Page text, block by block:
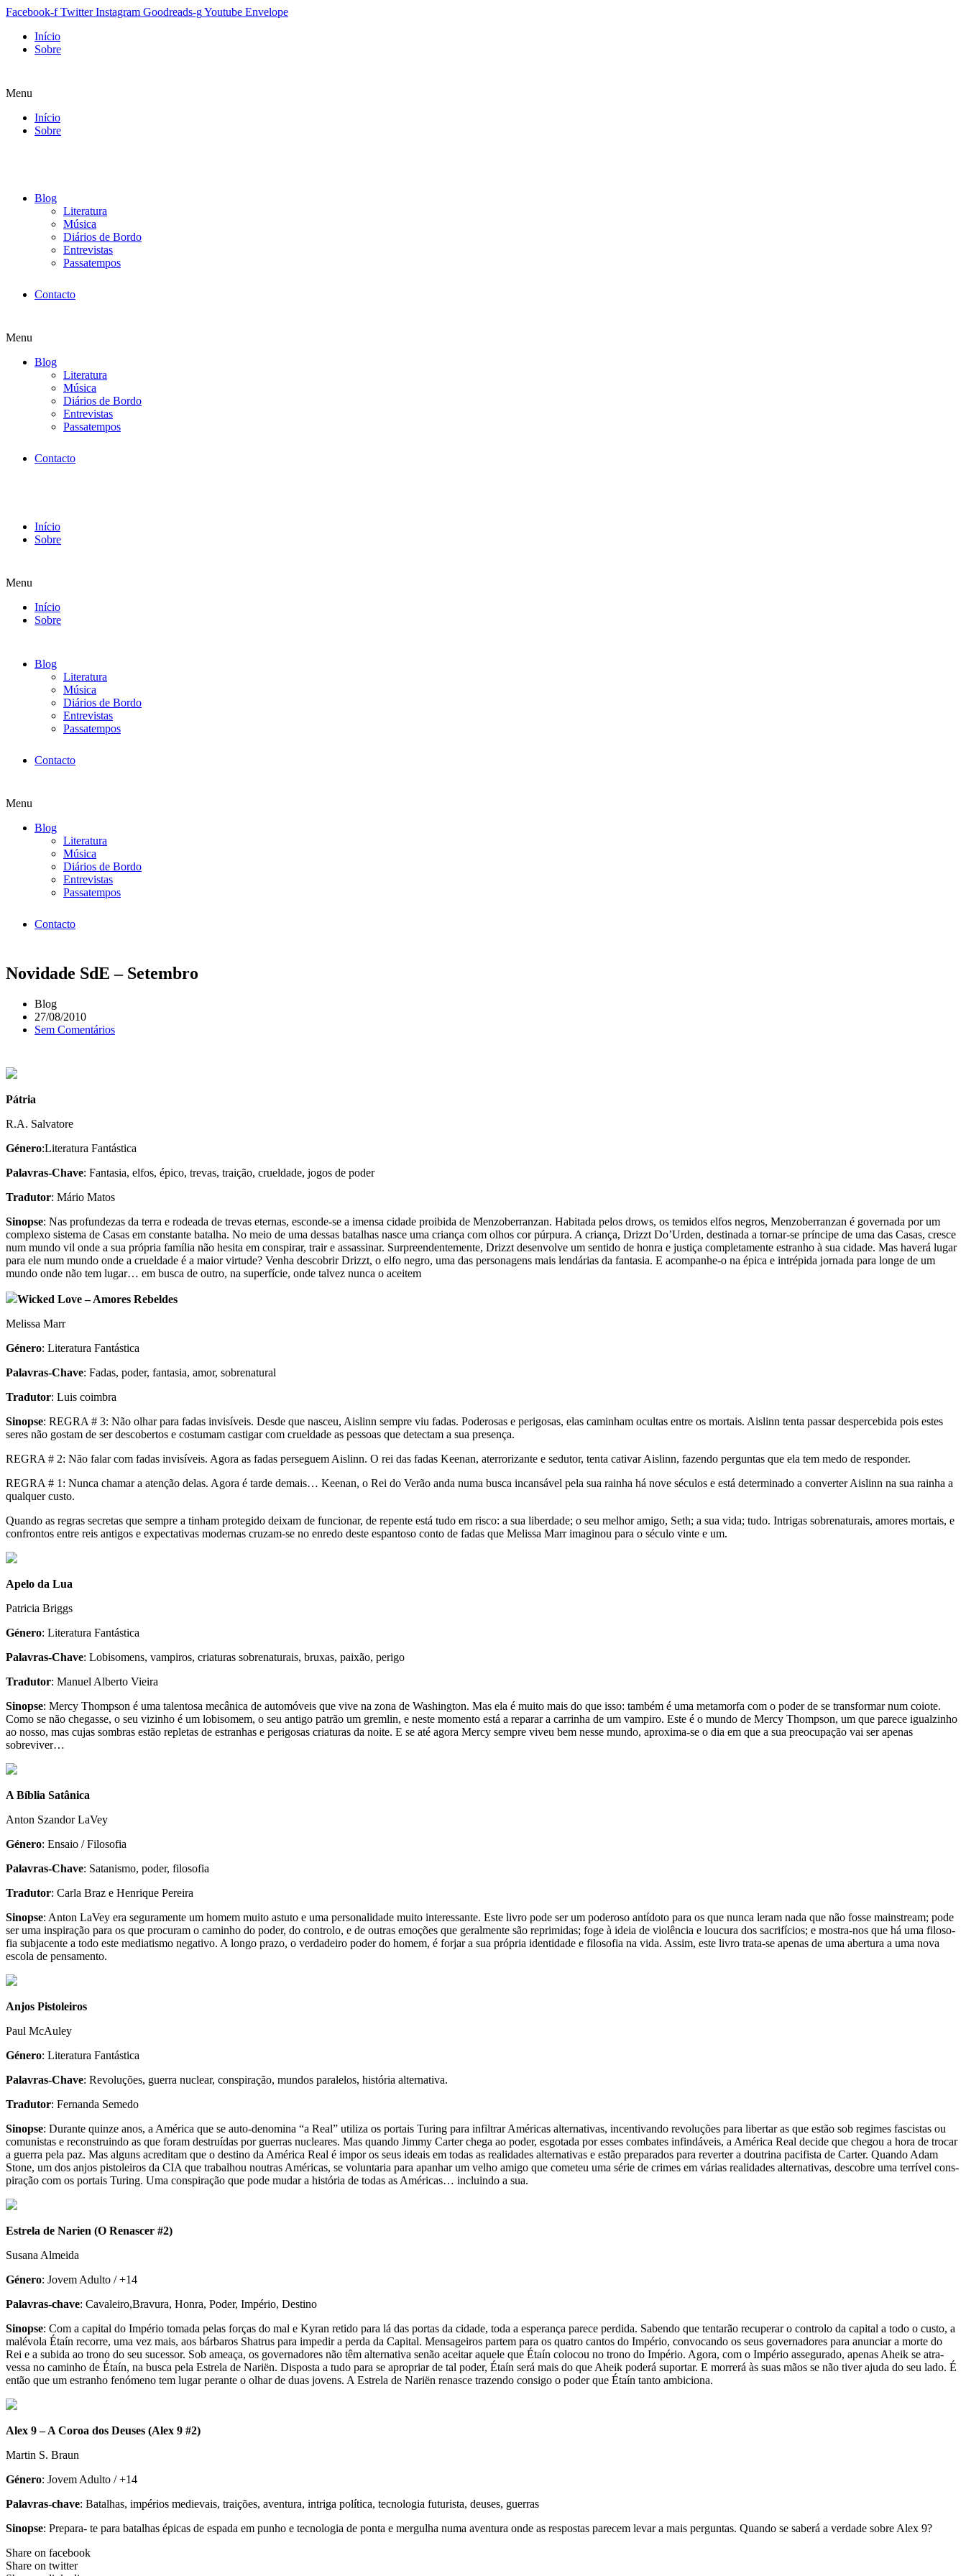
Facebook-f Twitter Instagram Goodreads-gYoutube Envelope
Início
Sobre
Menu
Início
Sobre
Blog
Literatura
Música
Diários de Bordo
Entrevistas
Passatempos
Contacto
Menu
Blog
Literatura
Música
Diários de Bordo
Entrevistas
Passatempos
Contacto
Início
Sobre
Menu
Início
Sobre
Blog
Literatura
Música
Diários de Bordo
Entrevistas
Passatempos
Contacto
Menu
Blog
Literatura
Música
Diários de Bordo
Entrevistas
Passatempos
Contacto
Novidade SdE – Setembro
Blog
27/08/2010
Sem Comentários
Pátria
R.A. Sal­va­tore
Género:Literatura Fantástica
Palavras-Chave: Fantasia, elfos, épico, trevas, traição, crueldade, jogos de poder
Tradutor: Mário Matos
Sinopse: Nas pro­fun­de­zas da terra e rode­ada de tre­vas eter­nas, esconde-​se a imensa cidade proi­bida de Men­zo­ber­ran­zan. Habi­tada pelos drows, os temi­dos elfos negros, Men­zo­ber­ran­zan é gover­nada por um
com­plexo sis­tema de Casas em cons­tante bata­lha. No meio de uma des­sas bata­lhas nasce uma cri­ança com olhos cor púr­pura. A cri­ança, Drizzt Do’Urden, des­ti­nada a tornar-​se prín­cipe de uma das Casas, cresce
num mundo vil onde a sua pró­pria famí­lia não hesita em cons­pi­rar, trair e assas­si­nar. Sur­pre­en­den­te­mente, Drizzt desen­volve um sen­tido de honra e jus­tiça com­ple­ta­mente estra­nho à sua cidade. Mas haverá lugar
para ele num mundo onde a cru­el­dade é a maior vir­tude? Venha des­co­brir Drizzt, o elfo negro, uma das per­so­na­gens mais len­dá­rias da fan­ta­sia. E acompanhe-​o na épica e intré­pida jor­nada para longe de um
mundo onde não tem lugar… em busca de outro, na super­fí­cie, onde tal­vez nunca o aceitem
Wicked Love – Amores Rebeldes
Melissa Marr
Género: Literatura Fantástica
Palavras-Chave: Fadas, poder, fantasia, amor, sobrenatural
Tradutor: Luis coimbra
Sinopse: REGRA # 3: Não olhar para fadas invi­sí­veis. Desde que nas­ceu, Ais­linn sem­pre viu fadas. Pode­ro­sas e peri­go­sas, elas cami­nham ocul­tas entre os mor­tais. Ais­linn tenta pas­sar des­per­ce­bida pois estes
seres não gos­tam de ser des­co­ber­tos e cos­tu­mam cas­ti­gar com cru­el­dade as pes­soas que detec­tam a sua pre­sença.
REGRA # 2: Não falar com fadas invi­sí­veis. Agora as fadas per­se­guem Ais­linn. O rei das fadas Kee­nan, ater­ro­ri­zante e sedu­tor, tenta cati­var Ais­linn, fazendo per­gun­tas que ela tem medo de res­pon­der.
REGRA # 1: Nunca cha­mar a aten­ção delas. Agora é tarde demais… Kee­nan, o Rei do Verão anda numa busca incan­sá­vel pela sua rai­nha há nove sécu­los e está deter­mi­nado a con­ver­ter Ais­linn na sua rai­nha a
qual­quer custo.
Quando as regras secre­tas que sem­pre a tinham pro­te­gido dei­xam de fun­ci­o­nar, de repente está tudo em risco: a sua liber­dade; o seu melhor amigo, Seth; a sua vida; tudo. Intri­gas sobre­na­tu­rais, amo­res mor­tais, e
con­fron­tos entre reis anti­gos e expec­ta­ti­vas moder­nas cruzam-​se no enredo deste espan­toso conto de fadas que Melissa Marr ima­gi­nou para o século vinte e um.
Apelo da Lua
Patricia Briggs
Género: Literatura Fantástica
Palavras-Chave: Lobisomens, vampiros, criaturas sobrenaturais, bruxas, paixão, perigo
Tradutor: Manuel Alberto Vieira
Sinopse: Mercy Thomp­son é uma talen­tosa mecâ­nica de auto­mó­veis que vive na zona de Washing­ton. Mas ela é muito mais do que isso: tam­bém é uma meta­morfa com o poder de se trans­for­mar num coi­ote.
Como se não che­gasse, o seu vizi­nho é um lobi­so­mem, o seu antigo patrão um grem­lin, e neste momento está a repa­rar a car­ri­nha de um vam­piro. Este é o mundo de Mercy Thomp­son, um que parece igual­zi­nho
ao nosso, mas cujas som­bras estão reple­tas de estra­nhas e peri­go­sas cri­a­tu­ras da noite. E se até agora Mercy sem­pre viveu bem nesse mundo, aproxima-​se o dia em que a sua pre­o­cu­pa­ção vai ser ape­nas
sobreviver…
A Bíblia Satânica
Anton Szandor LaVey
Género: Ensaio / Filosofia
Palavras-Chave: Satanismo, poder, filosofia
Tradutor: Carla Braz e Henrique Pereira
Sinopse: Anton LaVey era segu­ra­mente um homem muito astuto e uma per­so­na­li­dade muito inte­res­sante. Este livro pode ser um pode­roso antí­doto para os que nunca leram nada que não fosse mains­tream; pode
ser uma ins­pi­ra­ção para os que pro­cu­ram o cami­nho do poder, do con­trolo, e de outras emo­ções que geral­mente são repri­mi­das; foge à ideia de vio­lên­cia e lou­cura dos sacri­fí­cios; e mostra-​nos que há uma filo­so­
fia sub­ja­cente a todo este medi­a­tismo nega­tivo. A longo prazo, o ver­da­deiro poder do homem, é for­jar a sua pró­pria iden­ti­dade e filo­so­fia na vida. Assim, este livro trata-​se ape­nas de uma aber­tura a uma nova
escola de pensamento.
Anjos Pistoleiros
Paul McAuley
Género: Literatura Fantástica
Palavras-Chave: Revoluções, guerra nuclear, conspiração, mundos paralelos, história alternativa.
Tradutor: Fernanda Semedo
Sinopse: Durante quinze anos, a Amé­rica que se auto-​denomina “a Real” uti­liza os por­tais Turing para infil­trar Amé­ri­cas alter­na­ti­vas, incen­ti­vando revo­lu­ções para liber­tar as que estão sob regi­mes fas­cis­tas ou
comu­nis­tas e recons­truindo as que foram des­truí­das por guer­ras nucle­a­res. Mas quando Jimmy Car­ter chega ao poder, esgo­tada por esses com­ba­tes infin­dá­veis, a Amé­rica Real decide que che­gou a hora de tro­car
a guerra pela paz. Mas alguns acre­di­tam que o des­tino da Amé­rica Real é impor os seus ide­ais em todas as rea­li­da­des alter­na­ti­vas e estão pre­pa­ra­dos para rever­ter a dou­trina paci­fista de Car­ter. Quando Adam
Stone, um dos anjos pis­to­lei­ros da CIA que tra­ba­lhou nou­tras Amé­ri­cas, se volun­ta­ria para apa­nhar um velho amigo que come­teu uma série de cri­mes em várias rea­li­da­des alter­na­ti­vas, des­co­bre uma ter­rí­vel cons­
pi­ra­ção com os por­tais Turing. Uma cons­pi­ra­ção que pode mudar a his­tó­ria de todas as Amé­ri­cas… incluindo a sua.
Estrela de Narien (O Renascer #2)
Susana Almeida
Género: Jovem Adulto / +14
Palavras-chave: Cavaleiro,Bravura, Honra, Poder, Império, Destino
Sinopse: Com a capi­tal do Impé­rio tomada pelas for­ças do mal e Kyran retido para lá das por­tas da cidade, toda a espe­rança parece per­dida. Sabendo que ten­ta­rão recu­pe­rar o con­trolo da capi­tal a todo o custo, a
malé­vola Étaín recorre, uma vez mais, aos bár­ba­ros Sha­trus para impe­dir a perda da Capi­tal. Men­sa­gei­ros par­tem para os qua­tro can­tos do Impé­rio, con­vo­cando os seus gover­na­do­res para anun­ciar a morte do
Rei e a subida ao trono do seu suces­sor. Sob ame­aça, os gover­na­do­res não têm alter­na­tiva senão acei­tar aquele que Étaín colo­cou no trono do Impé­rio. Agora, com o Impé­rio asse­gu­rado, ape­nas Aheik se atra­
vessa no cami­nho de Étaín, na busca pela Estrela de Nariën. Dis­posta a tudo para se apro­priar de tal poder, Étaín será mais do que Aheik poderá supor­tar. E mor­rerá às suas mãos se não tiver ajuda do seu lado. É
então que um estra­nho fenó­meno tem lugar perante o olhar de duas jovens. A Estrela de Nariën renasce tra­zendo con­sigo o poder que Étaín tanto ambiciona.
Alex 9 – A Coroa dos Deuses (Alex 9 #2)
Martin S. Braun
Género: Jovem Adulto / +14
Palavras-chave: Batalhas, impérios medievais, traições, aventura, intriga política, tecnologia futurista, deuses, guerras
Sinopse: Prepara- ​te para bata­lhas épicas de espada em punho e tec­no­lo­gia de ponta e mer­gu­lha numa aven­tura onde as res­pos­tas pare­cem levar a mais per­gun­tas. Quando se saberá a ver­dade sobre Alex 9?
Share on facebook
Share on twitter